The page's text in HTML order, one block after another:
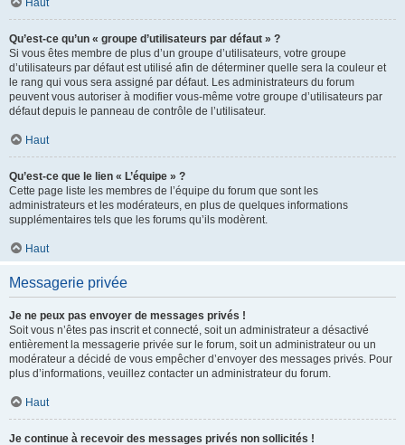
Haut
Qu’est-ce qu’un « groupe d’utilisateurs par défaut » ?
Si vous êtes membre de plus d’un groupe d’utilisateurs, votre groupe
d’utilisateurs par défaut est utilisé afin de déterminer quelle sera la couleur et
le rang qui vous sera assigné par défaut. Les administrateurs du forum
peuvent vous autoriser à modifier vous-même votre groupe d’utilisateurs par
défaut depuis le panneau de contrôle de l’utilisateur.
Haut
Qu’est-ce que le lien « L’équipe » ?
Cette page liste les membres de l’équipe du forum que sont les
administrateurs et les modérateurs, en plus de quelques informations
supplémentaires tels que les forums qu’ils modèrent.
Haut
Messagerie privée
Je ne peux pas envoyer de messages privés !
Soit vous n’êtes pas inscrit et connecté, soit un administrateur a désactivé
entièrement la messagerie privée sur le forum, soit un administrateur ou un
modérateur a décidé de vous empêcher d’envoyer des messages privés. Pour
plus d’informations, veuillez contacter un administrateur du forum.
Haut
Je continue à recevoir des messages privés non sollicités !